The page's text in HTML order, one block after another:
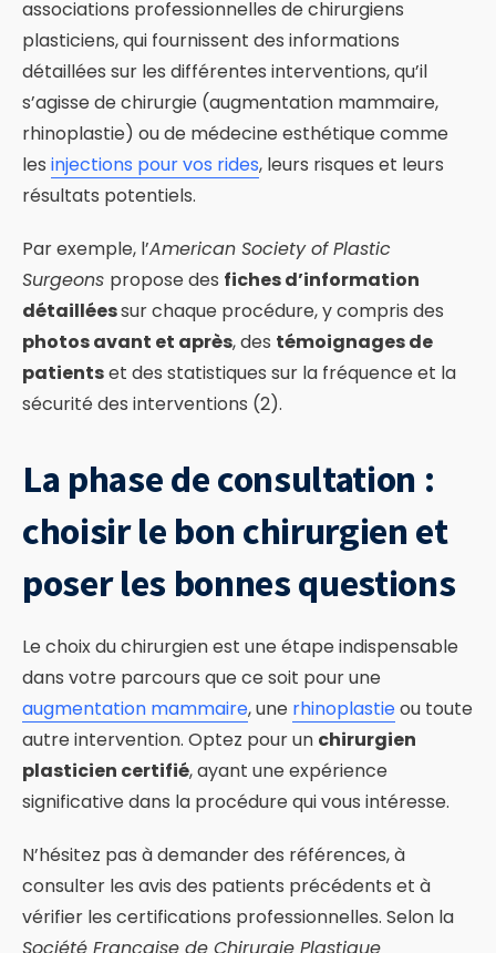
associations professionnelles de chirurgiens
plasticiens, qui fournissent des informations
détaillées sur les différentes interventions, qu’il
s’agisse de chirurgie (augmentation mammaire,
rhinoplastie) ou de médecine esthétique comme
les injections pour vos rides, leurs risques et leurs
résultats potentiels.
Par exemple, l’American Society of Plastic
Surgeons propose des fiches d’information
détailléessur chaque procédure, y compris des
photos avant et après, des témoignages de
patientset des statistiques sur la fréquence et la
sécurité des interventions (2).
La phase de consultation :
choisir le bon chirurgien et
poser les bonnes questions
Le choix du chirurgien est une étape indispensable
dans votre parcours que ce soit pour une
augmentation mammaire, une rhinoplastieou toute
autre intervention. Optez pour un chirurgien
plasticien certifié, ayant une expérience
significative dans la procédure qui vous intéresse.
N’hésitez pas à demander des références, à
consulter les avis des patients précédents et à
vérifier les certifications professionnelles. Selon la